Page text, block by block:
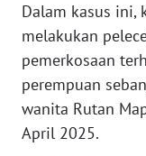
Dalam kasus ini,
melakukan
pemerkosaan
perempuan
wanita Rutan
April 2025.
WN
PAPUA
BARAT
WN
RIAU